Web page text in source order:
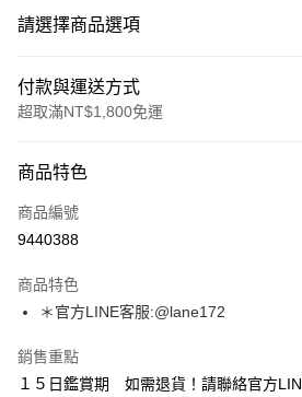
請選擇商品選項
付款與運送方式
超取滿NT$1,800免運
信用卡一次付款
超商取貨付款
Apple Pay
街口支付
悠遊付
商品特色
商品編號
9440388
商品特色
＊官方LINE客服:@lane172
銷售重點
１５日鑑賞期 如需退貨！請聯絡官方